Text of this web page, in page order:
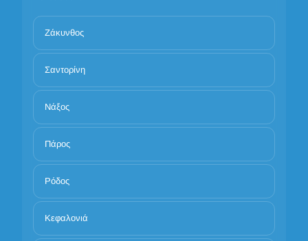
Ζάκυνθος
Σαντορίνη
Νάξος
Πάρος
Ρόδος
Κεφαλονιά